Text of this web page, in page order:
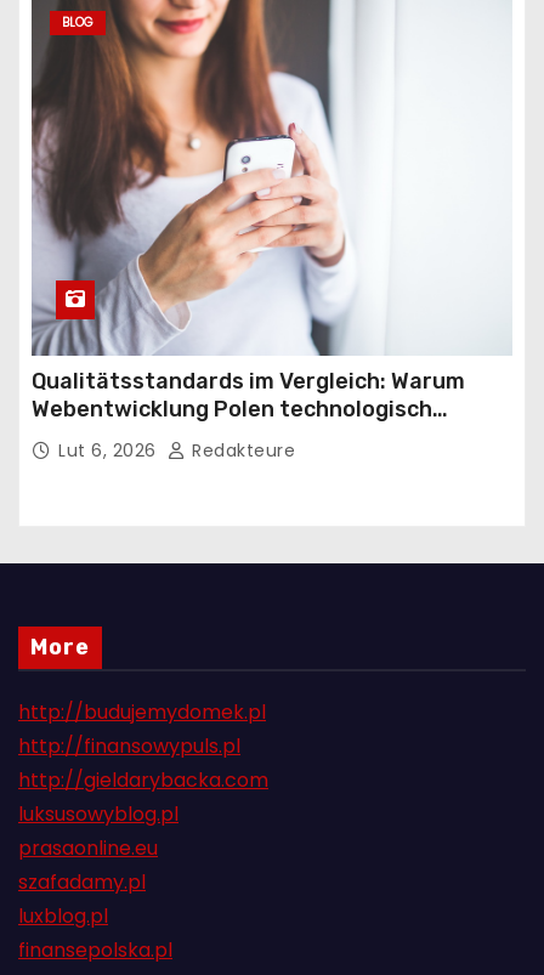
BLOG
Qualitätsstandards im Vergleich: Warum
Webentwicklung Polen technologisch
führend in Europa ist
Lut 6, 2026 Redakteure
More
http://budujemydomek.pl
http://finansowypuls.pl
http://gieldarybacka.com
luksusowyblog.pl
prasaonline.eu
szafadamy.pl
luxblog.pl
finansepolska.pl